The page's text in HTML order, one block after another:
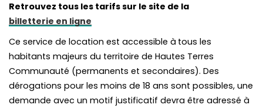
Retrouvez tous les tarifs sur le site de la
billetterie en ligne
Ce service de location est accessible à tous les
habitants majeurs du territoire de Hautes Terres
Communauté (permanents et secondaires). Des
dérogations pour les moins de 18 ans sont possibles, une
demande avec un motif justificatif devra être adressé à